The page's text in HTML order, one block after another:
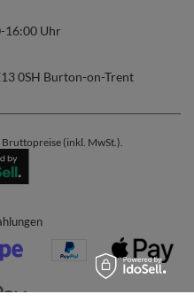
16:00 Uhr
0SH Burton-on-Trent
(inkl. MwSt.).